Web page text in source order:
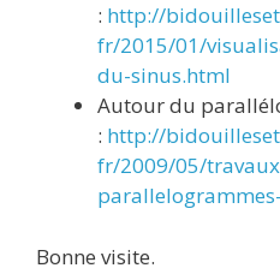
: http://
fr/2015/01/
du-sinus.html
Autour du
: http://
fr/2009/05/
Bonne visite.